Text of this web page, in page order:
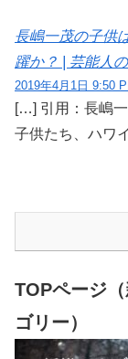
長嶋一茂の子供
躍か？ | 芸能人
2019年4月1日 9:50
[…] 引用：長嶋
子供たち、ハワ
TOPページ
ゴリー）